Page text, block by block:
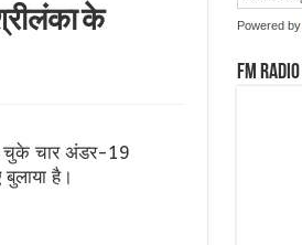
के
चुके चार अंडर-19
है।
Powered by
FM Radio